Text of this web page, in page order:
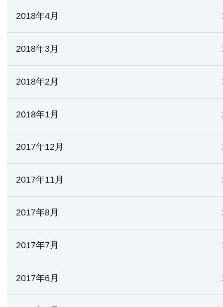
2018年4月
2018年3月
2018年2月
2018年1月
2017年12月
2017年11月
2017年8月
2017年7月
2017年6月